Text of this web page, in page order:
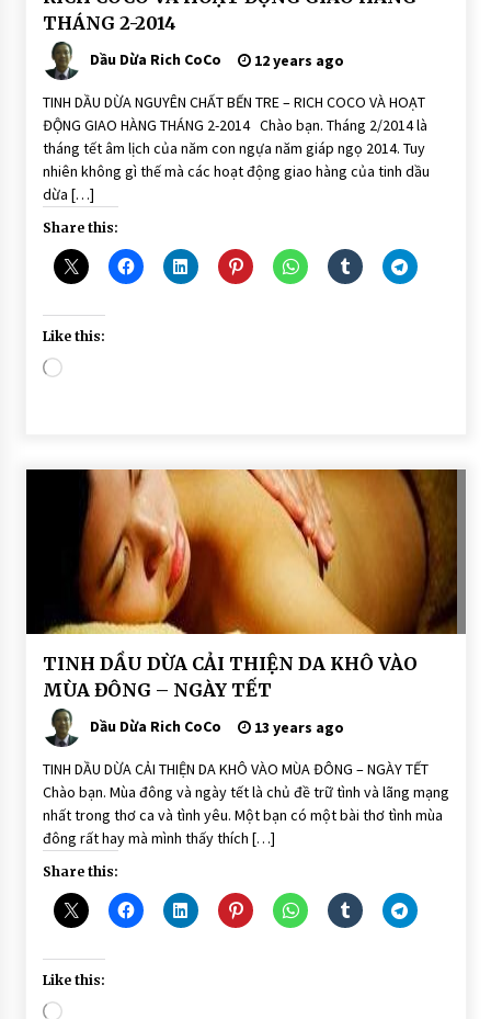
HÀNG
THÁNG 2-2014
Dầu Dừa Rich CoCo 12 years ago
TINH DẦU DỪA NGUYÊN CHẤT BẾN TRE – RICH COCO VÀ HOẠT
ĐỘNG GIAO HÀNG THÁNG 2-2014 Chào bạn. Tháng 2/2014 là
tháng tết âm lịch của năm con ngựa năm giáp ngọ 2014. Tuy
nhiên không gì thế mà các hoạt động giao hàng của tinh dầu
dừa […]
Share this:
Like this:
Loading…
BÀI
VIẾT
DẦU
DỪA
DƯỠNG
DA
TINH DẦU DỪA CẢI THIỆN DA KHÔ VÀO
MÙA ĐÔNG – NGÀY TẾT
Dầu Dừa Rich CoCo 13 years ago
TINH DẦU DỪA CẢI THIỆN DA KHÔ VÀO MÙA ĐÔNG – NGÀY TẾT
Chào bạn. Mùa đông và ngày tết là chủ đề trữ tình và lãng mạng
nhất trong thơ ca và tình yêu. Một bạn có một bài thơ tình mùa
đông rất hay mà mình thấy thích […]
Share this:
Like this:
Loading…